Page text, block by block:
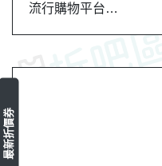
流行購物平台…
最新折價券